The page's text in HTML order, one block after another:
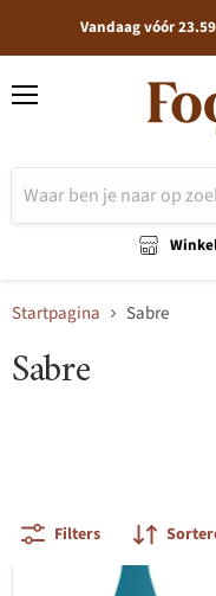
Vandaag vóór
Startpagina Sabre
Sabre
Filters